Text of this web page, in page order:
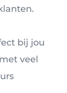
bij jou
veel